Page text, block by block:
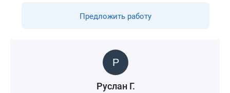
Предложить работу
Руслан Г.